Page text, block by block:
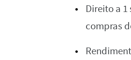
Direito a 1
compras